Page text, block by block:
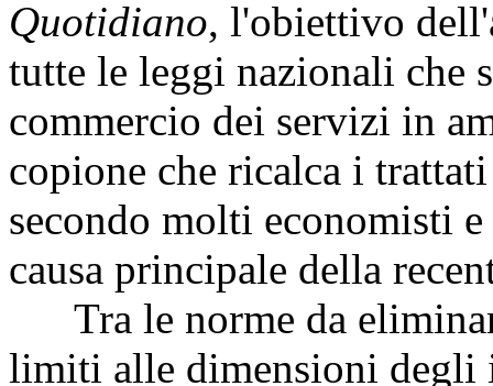
Quotidiano, l'obiettivo
tutte le leggi nazionali che
commercio dei servizi in
copione che ricalca i
secondo molti economisti
causa principale della
Tra le norme da
limiti alle dimensioni